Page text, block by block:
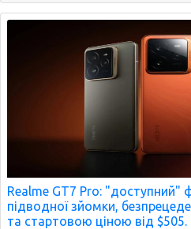
Realme GT7 Pro: "доступний"
підводної зйомки,
та стартовою ціною від $505.